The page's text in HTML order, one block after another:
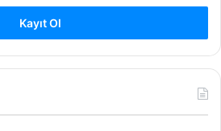
Kayıt Ol